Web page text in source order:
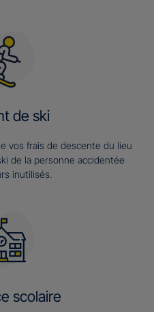
de ski
vos frais de descente du lieu
de la personne accidentée
inutilisés.
scolaire